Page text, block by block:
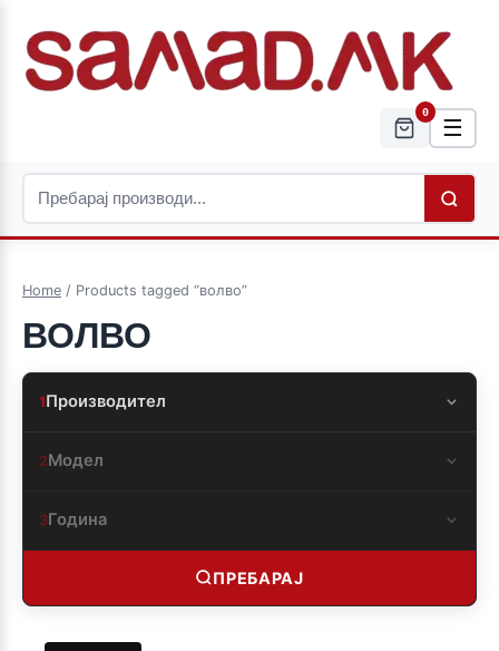
0
☰
Home / Products tagged “волво”
ВОЛВО
1Производител
2Модел
3Година
ПРЕБАРАЈ